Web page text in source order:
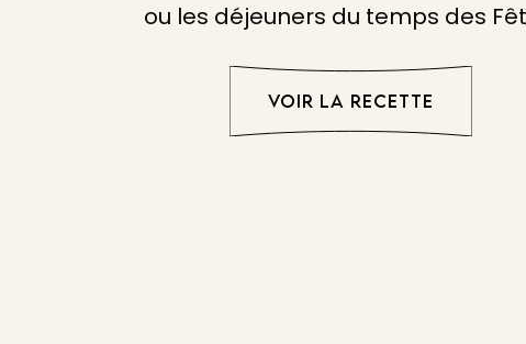
ou les déjeuners du temps des
VOIR LA RECETTE